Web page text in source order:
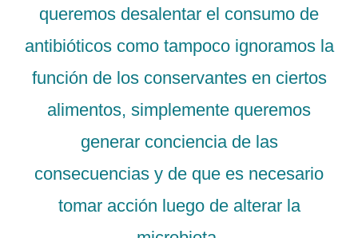
queremos desalentar el consumo de
antibióticos como tampoco ignoramos la
función de los conservantes en ciertos
alimentos, simplemente queremos
generar conciencia de las
consecuencias y de que es necesario
tomar acción luego de alterar la